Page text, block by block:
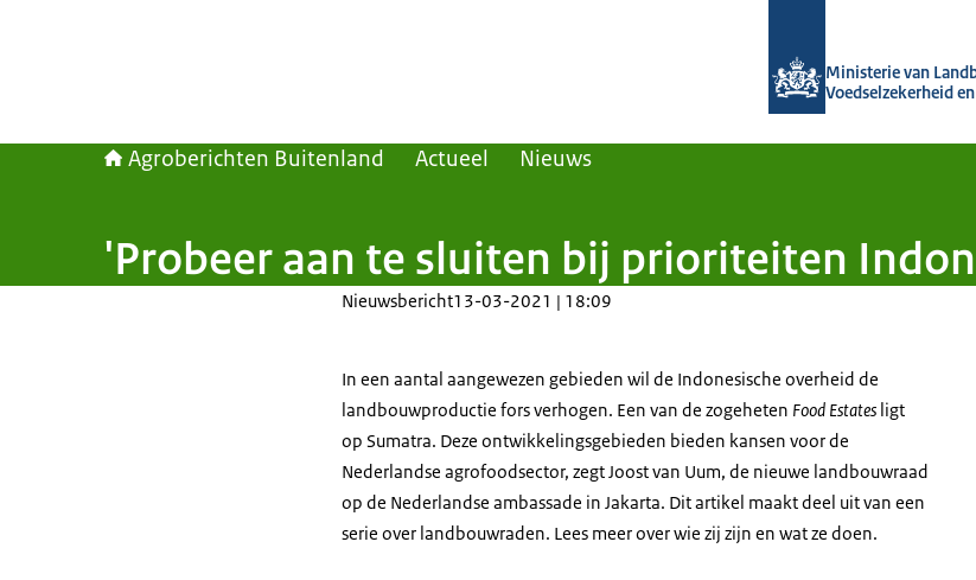
Ministerie van
Voedselzekerheid
Agroberichten Buitenland Actueel Nieuws
'Probeer aan te sluiten bij prioriteiten
Nieuwsbericht13-03-2021 | 18:09
In een aantal aangewezen gebieden wil de Indonesische overheid de
landbouwproductie fors verhogen. Een van de zogeheten Food Estates ligt
op Sumatra. Deze ontwikkelingsgebieden bieden kansen voor de
Nederlandse agrofoodsector, zegt Joost van Uum, de nieuwe landbouwraad
op de Nederlandse ambassade in Jakarta. Dit artikel maakt deel uit van een
serie over landbouwraden. Lees meer over wie zij zijn en wat ze doen.